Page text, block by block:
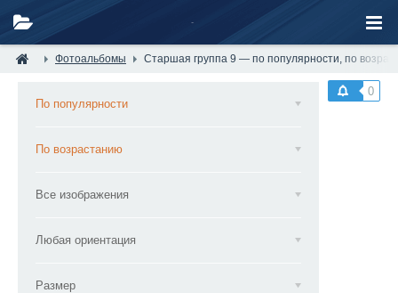
Фотоальбомы Старшая группа 9 — по популярности, по
0
По популярности
По возрастанию
Все изображения
Любая ориентация
Размер